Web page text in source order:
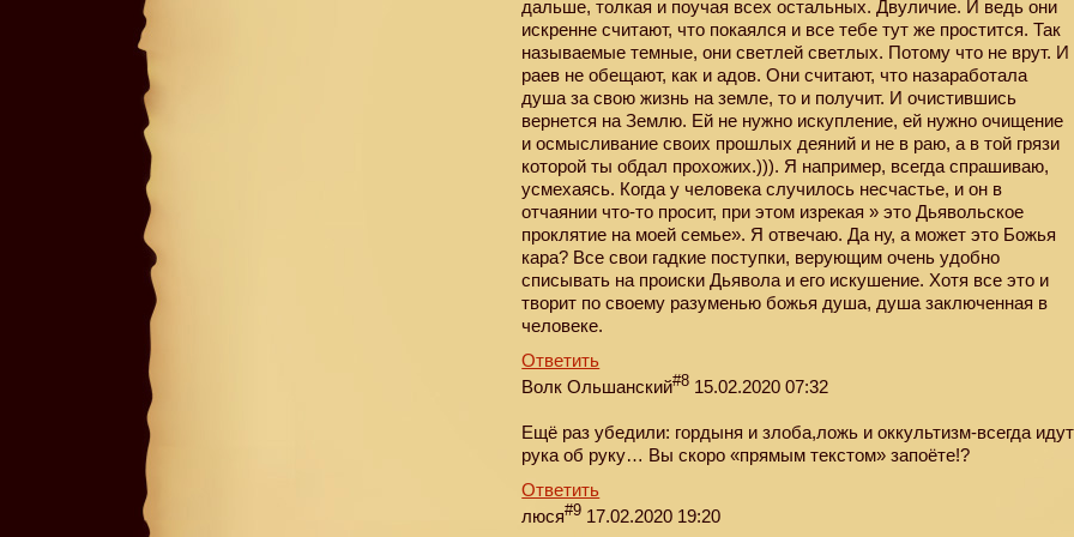
дальше, толкая и поучая всех остальных. Двуличие. И ведь они
искренне считают, что покаялся и все тебе тут же простится. Так
называемые темные, они светлей светлых. Потому что не врут. И
раев не обещают, как и адов. Они считают, что назаработала
душа за свою жизнь на земле, то и получит. И очистившись
вернется на Землю. Ей не нужно искупление, ей нужно очищение
и осмысливание своих прошлых деяний и не в раю, а в той грязи
которой ты обдал прохожих.))). Я например, всегда спрашиваю,
усмехаясь. Когда у человека случилось несчастье, и он в
отчаянии что-то просит, при этом изрекая » это Дьявольское
проклятие на моей семье». Я отвечаю. Да ну, а может это Божья
кара? Все свои гадкие поступки, верующим очень удобно
списывать на происки Дьявола и его искушение. Хотя все это и
творит по своему разуменью божья душа, душа заключенная в
человеке.
Ответить
Волк Ольшанский#8 15.02.2020 07:32
Ещё раз убедили: гордыня и злоба,ложь и оккультизм-всегда идут
рука об руку… Вы скоро «прямым текстом» запоёте!?
Ответить
люся#9 17.02.2020 19:20